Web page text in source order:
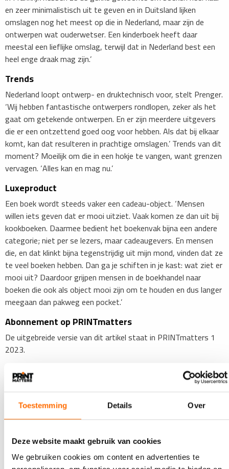
Toestemming Details Over
Deze website maakt gebruik van cookies
We gebruiken cookies om content en advertenties te
en zeer minimalistisch uit te geven en in Duitsland lijken
omslagen nog het meest op die in Nederland, maar zijn de
ontwerpen wat ouderwetser. Een kinderboek heeft daar
meestal een lieflijke omslag, terwijl dat in Nederland best een
heel enge draak mag zijn.’
Trends
Nederland loopt ontwerp- en druktechnisch voor, stelt Prenger.
‘Wij hebben fantastische ontwerpers rondlopen, zeker als het
gaat om getekende ontwerpen. En er zijn meerdere uitgevers
die er een ontzettend goed oog voor hebben. Als dat bij elkaar
komt, kan dat resulteren in prachtige omslagen.’ Trends van dit
moment? Moeilijk om die in een hokje te vangen, want grenzen
vervagen. ‘Alles kan en mag nu.’
Luxeproduct
Een boek wordt steeds vaker een cadeau-object. ‘Mensen
willen iets geven dat er mooi uitziet. Vaak komen ze dan uit bij
kookboeken. Daarmee bedient het boekenvak bijna een andere
categorie; niet per se lezers, maar cadeaugevers. En mensen
die, en dat klinkt bijna tegenstrijdig uit mijn mond, vinden dat ze
te veel boeken hebben. Dan ga je schiften in je kast: wat ziet er
mooi uit? Daardoor grijpen mensen in de boekhandel naar
boeken die ook als object mooi zijn om te houden en dus langer
meegaan dan pakweg een pocket.’
Abonnement op PRINTmatters
De uitgebreide versie van dit artikel staat in PRINTmatters 1
2023.
Neem nu een abonnement op het blad en voorzie je zelf altijd